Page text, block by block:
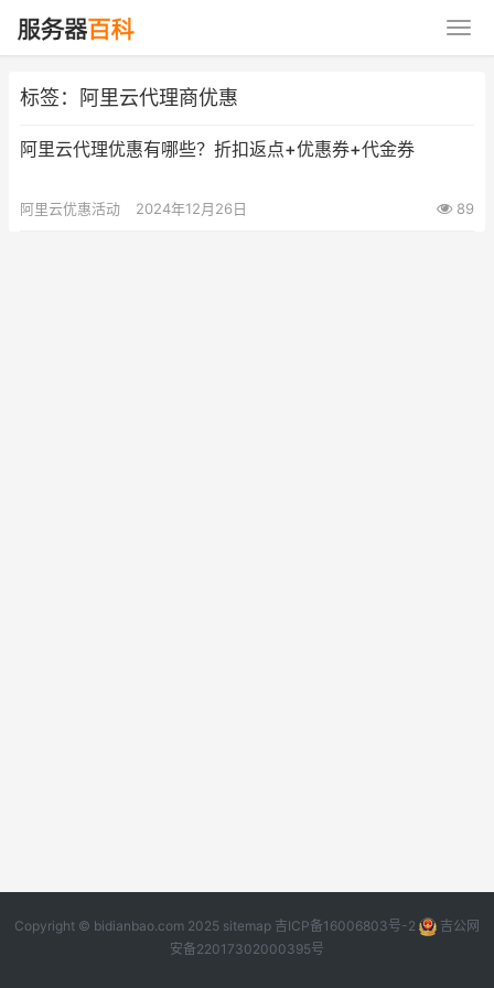
标签：阿里云代理商优惠
阿里云代理优惠有哪些？折扣返点+优惠券+代金券
阿里云优惠活动 2024年12月26日 89
Copyright © bidianbao.com 2025 sitemap 吉ICP备16006803号-2
吉公网
安备22017302000395号